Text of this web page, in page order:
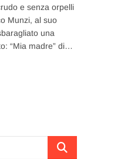
e senza orpelli
Munzi, al suo
una
“Mia madre” di…
Cerca